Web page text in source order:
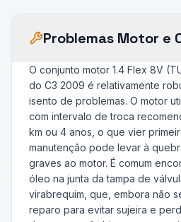
Problemas Motor e
O conjunto motor 1.4 Flex 8V
do C3 2009 é relativamente
isento de problemas. O motor
com intervalo de troca
km ou 4 anos, o que vier
manutenção pode levar à
graves ao motor. É comum
óleo na junta da tampa de
virabrequim, que, embora não
reparo para evitar sujeira e